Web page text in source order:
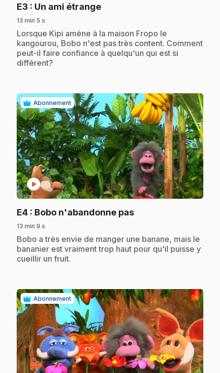
E3 : Un ami étrange.
13 min 5 s
.Lorsque Kipi amène à la maison Fropo le
kangourou, Bobo n'est pas très content. Comment
peut-il faire confiance à quelqu'un qui est si
différent?
Abonnement
play_circle
E4 : Bobo n'abandonne pas.
13 min 9 s
.Bobo a très envie de manger une banane, mais le
bananier est vraiment trop haut pour qu'il puisse y
cueillir un fruit.
Abonnement